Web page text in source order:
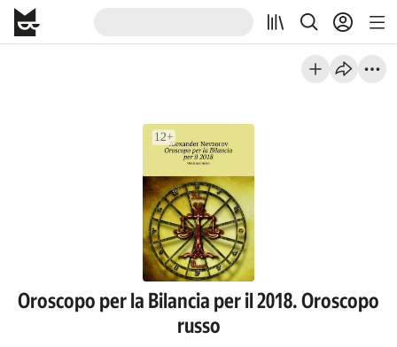
Oroscopo per la Bilancia per il 2018. Oroscopo
russo